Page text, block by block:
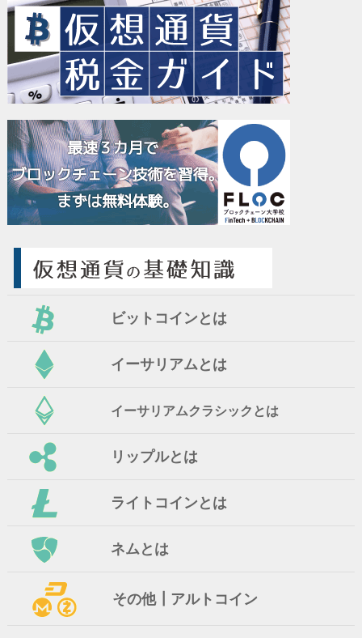
ビットコインとは
イーサリアムとは
イーサリアムクラシックとは
リップルとは
ライトコインとは
ネムとは
その他┃アルトコイン